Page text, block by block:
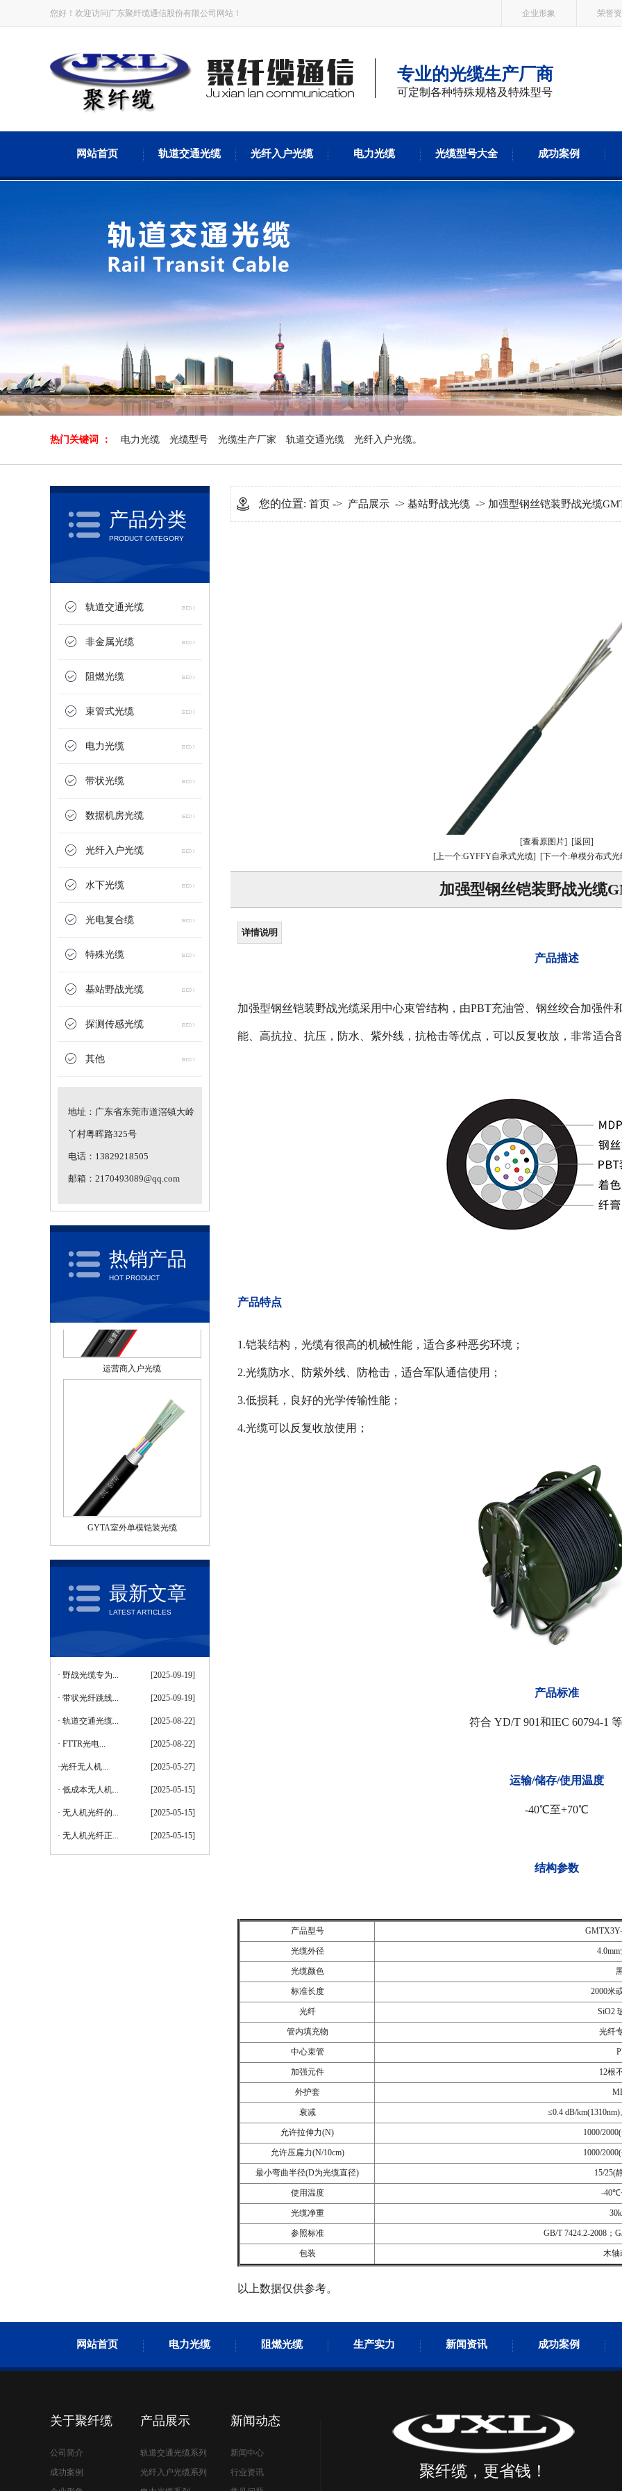
您好！欢迎访问广东聚纤缆通信股份有限公司网站！ 企业形象 荣誉
专业的光缆生产厂商
可定制各种特殊规格及特殊型号
网站首页 轨道交通光缆 光纤入户光缆 电力光缆 光缆型号大全 成功案例
热门关键词 ： 电力光缆 光缆型号 光缆生产厂家 轨道交通光缆 光纤入户光缆。
产品分类
PRODUCT CATEGORY
轨道交通光缆
非金属光缆
阻燃光缆
束管式光缆
电力光缆
带状光缆
数据机房光缆
光纤入户光缆
水下光缆
光电复合缆
特殊光缆
基站野战光缆
探测传感光缆
其他
地址：广东省东莞市道滘镇大岭
丫村粤晖路325号
电话：13829218505
邮箱：2170493089@qq.com
热销产品
HOT PRODUCT
高温油井测温光缆
不锈钢地埋测温光缆
GYFTAH58通信用层绞填充式室外光缆
GYMXTZS防火光缆
运营商入户光缆
GYTA室外单模铠装光缆
GYFTA室外非金属铠装光缆
最新文章
LATEST ARTICLES
· 野战光缆专为... [2025-09-19]
· 带状光纤跳线... [2025-09-19]
· 轨道交通光缆... [2025-08-22]
· FTTR光电... [2025-08-22]
·​光纤无人机... [2025-05-27]
· 低成本无人机... [2025-05-15]
· 无人机光纤的... [2025-05-15]
· 无人机光纤正... [2025-05-15]
您的位置: 首页 -> 产品展示 -> 基站野战光缆 -> 加强型钢丝铠装野战光缆
[查看原图片] [返回]
[上一个:GYFFY自承式光缆] [下一个:单模分布式
加强型钢丝铠装野战光缆
详情说明
​​产品描述
加强型钢丝铠装野战光缆采用中心束管结构，由PBT充油管、钢丝绞合加强件
能、高抗拉、抗压，防水、紫外线，抗枪击等优点，可以反复收放，非常适合
产品特点
1.铠装结构，光缆有很高的机械性能，适合多种恶劣环境；
2.光缆防水、防紫外线、防枪击，适合军队通信使用；
3.低损耗，良好的光学传输性能；
4.光缆可以反复收放使用；
产品标准
符合 YD/T 901和IEC 60794-1
运输/储存/使用温度
-40℃至+70℃
结构参数
产品型号
光缆外径
光缆颜色
标准长度 2000米
光纤 SiO2
管内填充物 光纤
中心束管
加强元件 12根
外护套
衰减 ≤0.4 dB/
允许拉伸力(N) 1000/
允许压扁力(N/10cm) 1000/
最小弯曲半径(D为光缆直径) 15/25(
使用温度 -
光缆净重
参照标准 GB/T 7424.2-2008；
包装 木轴
以上数据仅供参考。
网站首页 电力光缆 阻燃光缆 生产实力 新闻资讯 成功案例
关于聚纤缆
公司简介
成功案例
产品展示
轨道交通光缆系列
光纤入户光缆系列
新闻动态
新闻中心
行业资讯
聚纤缆，更省钱！